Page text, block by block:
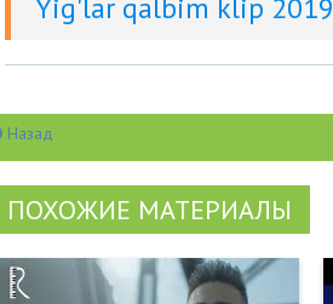
Yig'lar qalbim klip 2019
Назад
ПОХОЖИЕ МАТЕРИАЛЫ